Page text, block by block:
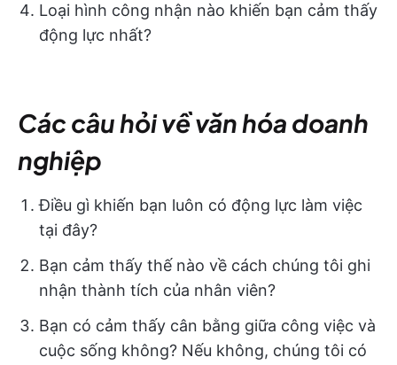
Loại hình công nhận nào khiến bạn cảm thấy
động lực nhất?
Các câu hỏi về văn hóa doanh
nghiệp
Điều gì khiến bạn luôn có động lực làm việc
tại đây?
Bạn cảm thấy thế nào về cách chúng tôi ghi
nhận thành tích của nhân viên?
Bạn có cảm thấy cân bằng giữa công việc và
cuộc sống không? Nếu không, chúng tôi có